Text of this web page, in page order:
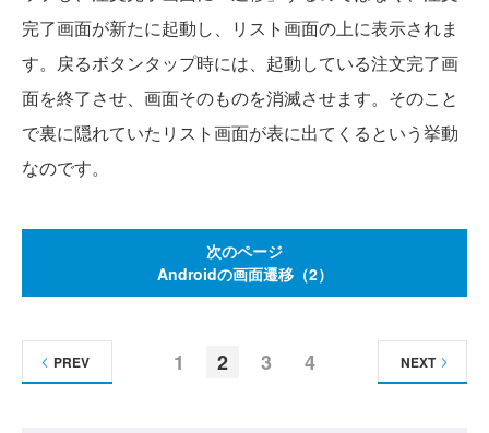
完了画面が新たに起動し、リスト画面の上に表示されま
す。戻るボタンタップ時には、起動している注文完了画
面を終了させ、画面そのものを消滅させます。そのこと
で裏に隠れていたリスト画面が表に出てくるという挙動
なのです。
次のページ
Androidの画面遷移（2）
1 2 3 4
PREV NEXT